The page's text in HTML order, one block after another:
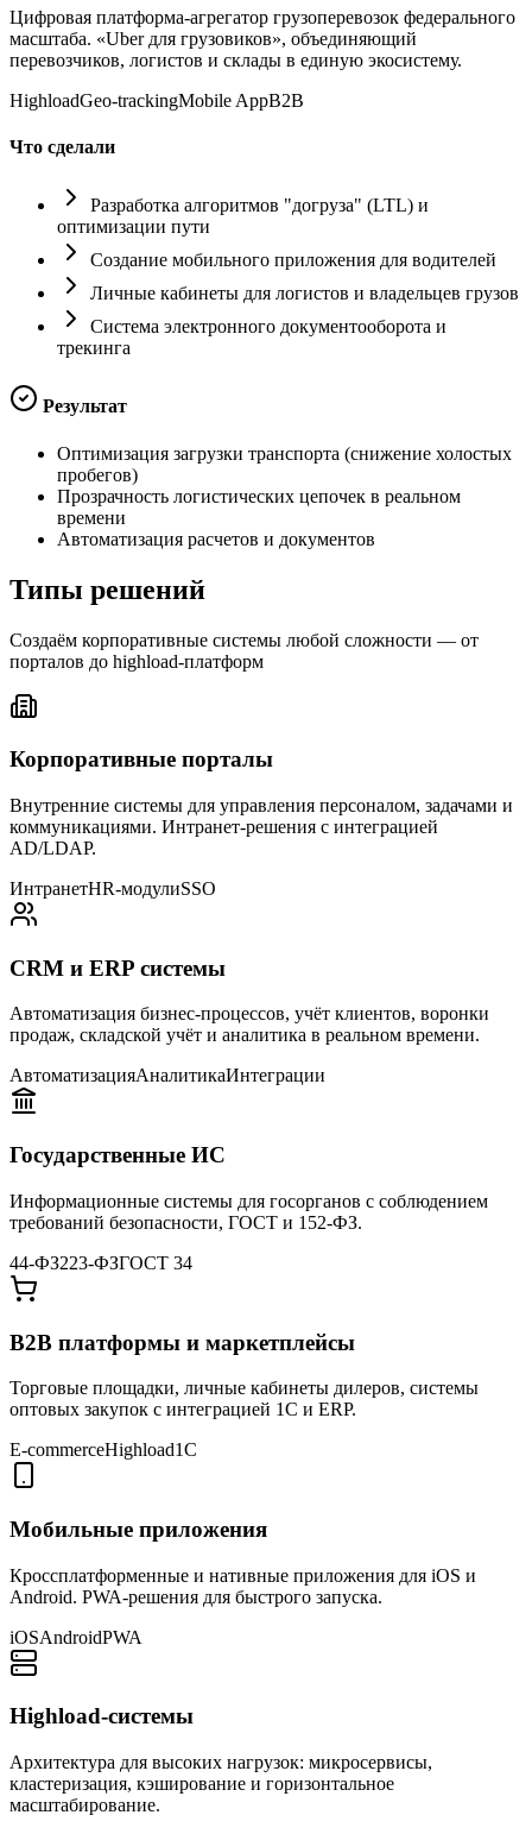
Цифровая платформа-агрегатор грузоперевозок федерального
масштаба. «Uber для грузовиков», объединяющий
перевозчиков, логистов и склады в единую экосистему.
HighloadGeo-trackingMobile AppB2B
Что сделали
Разработка алгоритмов "догруза" (LTL) и
оптимизации пути
Создание мобильного приложения для водителей
Личные кабинеты для логистов и владельцев грузов
Система электронного документооборота и
трекинга
Результат
Оптимизация загрузки транспорта (снижение холостых
пробегов)
Прозрачность логистических цепочек в реальном
времени
Автоматизация расчетов и документов
Типы решений
Создаём корпоративные системы любой сложности — от
порталов до highload-платформ
Корпоративные порталы
Внутренние системы для управления персоналом, задачами и
коммуникациями. Интранет-решения с интеграцией
AD/LDAP.
ИнтранетHR-модулиSSO
CRM и ERP системы
Автоматизация бизнес-процессов, учёт клиентов, воронки
продаж, складской учёт и аналитика в реальном времени.
АвтоматизацияАналитикаИнтеграции
Государственные ИС
Информационные системы для госорганов с соблюдением
требований безопасности, ГОСТ и 152-ФЗ.
44-ФЗ223-ФЗГОСТ 34
B2B платформы и маркетплейсы
Торговые площадки, личные кабинеты дилеров, системы
оптовых закупок с интеграцией 1С и ERP.
E-commerceHighload1С
Мобильные приложения
Кроссплатформенные и нативные приложения для iOS и
Android. PWA-решения для быстрого запуска.
iOSAndroidPWA
Highload-системы
Архитектура для высоких нагрузок: микросервисы,
кластеризация, кэширование и горизонтальное
масштабирование.